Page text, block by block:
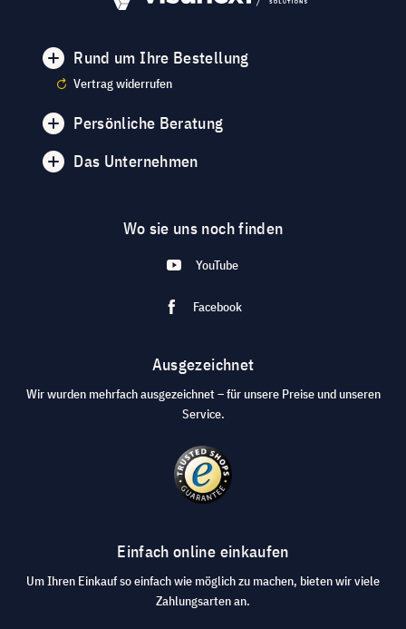
Rund um Ihre Bestellung
Vertrag widerrufen
Persönliche Beratung
Das Unternehmen
Wo sie uns noch finden
YouTube
Facebook
Ausgezeichnet
Wir wurden mehrfach ausgezeichnet – für unsere Preise und unseren
Service.
Einfach online einkaufen
Um Ihren Einkauf so einfach wie möglich zu machen, bieten wir viele
Zahlungsarten an.